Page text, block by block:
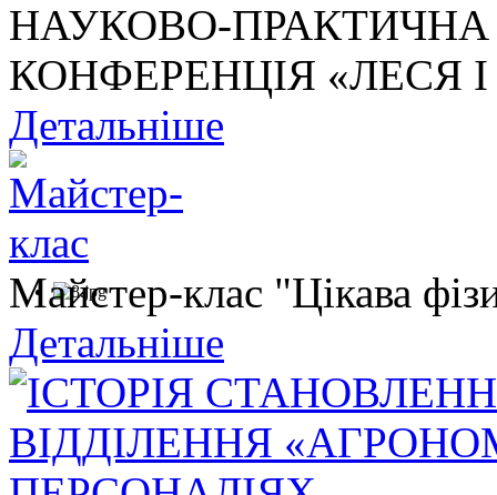
НАУКОВО-
КОНФЕРЕНЦІЯ «ЛЕСЯ І
Детальніше
Майстер-клас "Цікава
Детальніше